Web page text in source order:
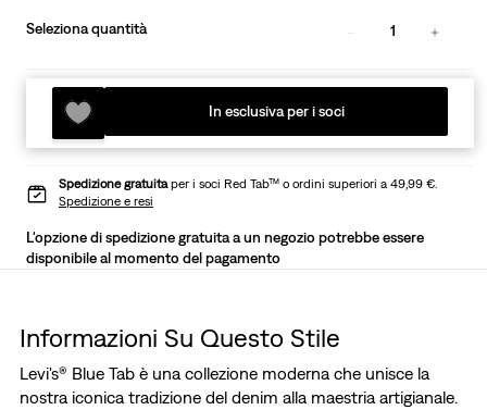
Seleziona quantità 1
In esclusiva per i soci
Spedizione gratuitaper i soci Red Tab™ o ordini superiori a 49,99 €.
Spedizione e resi
L'opzione di spedizione gratuita a un negozio potrebbe essere
disponibile al momento del pagamento
Informazioni Su Questo Stile
Levi's® Blue Tab è una collezione moderna che unisce la
nostra iconica tradizione del denim alla maestria artigianale.